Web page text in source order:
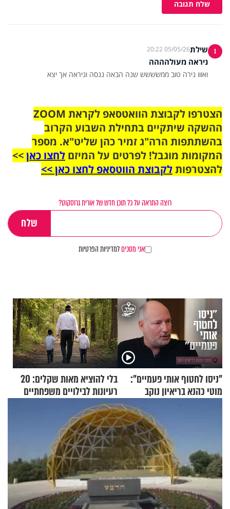
שלח תגובה
1 שילת05/05/26 20:22
ניראה מעולהההה
ואווו נירה טוב ממשששש שנה הבאה ננסה וניראה אך יצא
הצטרפו לקבוצת הוואטסאפ לקראת ZOOM
ההשקה שיתקיים בתחילת השבוע הקרוב
בהשתתפות הרה"ג זמיר כהן שליט"א. מספר
המקומות מוגבל! לפרטים על המיזם לחצו כאן>>
להצטרפותלקבוצת הווטסאפ לחצו כאן >>
רוצה התראה על כל תוכן חדש של אורית גרוסקוט?
אני מסכיםלמדיניות הפרטיות
"ניסו לחטוף אותי פעמיים":
מוטי כהנא בריאיון נוקב
בלי להוציא מאות שקלים: 20
רעיונות לבילויים משפחתיים
כמעט בחינם